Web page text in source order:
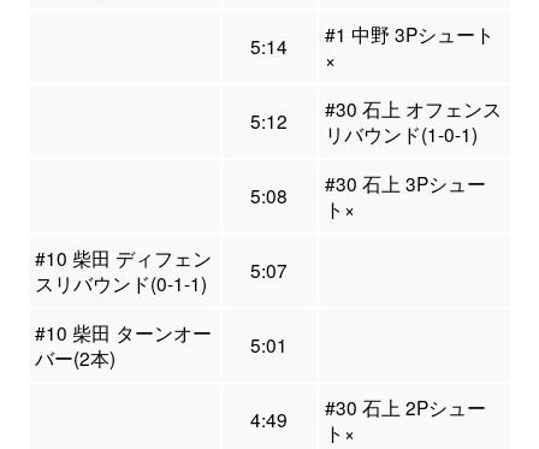
5:14
#1 中野 3Pシュート
×
5:12
#30 石上 オフェンス
リバウンド(1-0-1)
5:08
#30 石上 3Pシュー
ト×
#10 柴田 ディフェン
スリバウンド(0-1-1)
5:07
#10 柴田 ターンオー
バー(2本)
5:01
4:49
#30 石上 2Pシュー
ト×